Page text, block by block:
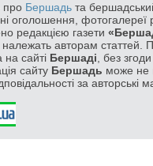
про Бершадь та
оголошення, фотогалереї
редакцією газети
належать авторам статтей.
сайті Бершаді , без
сайту Бершадь може не
за авторські